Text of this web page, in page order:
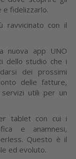
e fidelizzarlo.
ravvicinato con il
nuova app UNO
dello studio che i
dei prossimi
delle fatture,
utili per un
tablet con cui i
e anamnesi,
Questo è il
ed evoluto.